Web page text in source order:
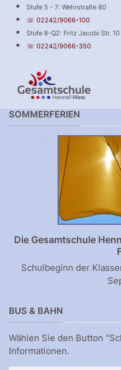
Stufe 5 - 7: Wehrstraße 80
☏ 02242/9066-100
Stufe 8-Q2: Fritz Jacobi Str. 10
☏ 02242/9066-350
SOMMERFERIEN
Die Gesamtschule
Schulbeginn der
BUS & BAHN
Wählen Sie den Button
Informationen.